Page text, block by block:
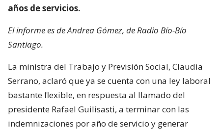
años de servicios.
El informe es de Andrea Gómez, de Radio Bío-Bío
Santiago.
La ministra del Trabajo y Previsión Social, Claudia
Serrano, aclaró que ya se cuenta con una ley laboral
bastante flexible, en respuesta al llamado del
presidente Rafael Guilisasti, a terminar con las
indemnizaciones por año de servicio y generar